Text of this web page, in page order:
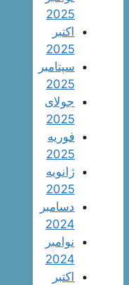
2025
اکتبر
2025
سپتامبر
2025
جولای
2025
فوریه
2025
ژانویه
2025
دسامبر
2024
نوامبر
2024
اکتبر